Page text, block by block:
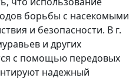
борьбы с насекомыми
и безопасности. В г.
и других
с помощью передовых
надежный